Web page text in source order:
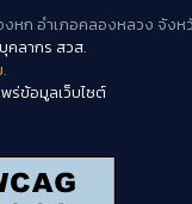
หก อำเภอคลองหลวง จังห
บุคลากร สวส.
ร่ข้อมูลเว็บไซต์